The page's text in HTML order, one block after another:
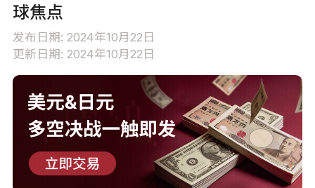
球焦点
发布日期: 2024年10月22日
更新日期: 2024年10月22日